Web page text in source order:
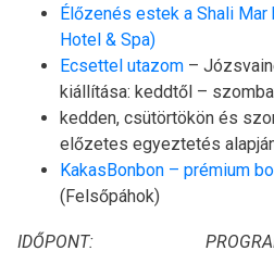
Élőzenés estek a Shali Mar
Hotel & Spa)
Ecsettel utazom –
kiállítása: keddtől –
kedden, csütörtökön és
előzetes egyeztetés
KakasBonbon – prémium
(Felsőpáhok)
IDŐPONT: